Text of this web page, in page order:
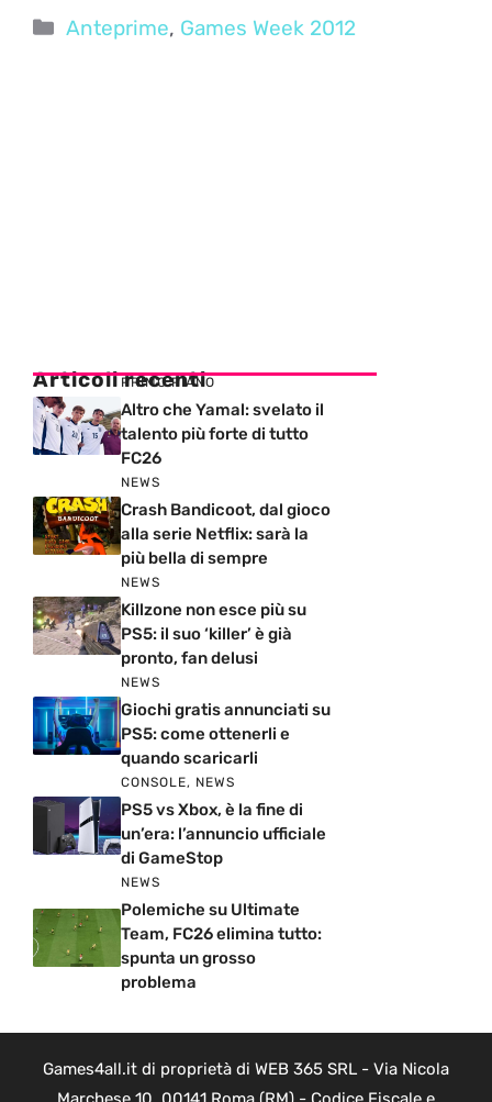
Categorie
Anteprime, Games Week 2012
Articoli recenti
PRIMO PIANO
Altro che Yamal: svelato il
talento più forte di tutto
FC26
NEWS
Crash Bandicoot, dal gioco
alla serie Netflix: sarà la
più bella di sempre
NEWS
Killzone non esce più su
PS5: il suo ‘killer’ è già
pronto, fan delusi
NEWS
Giochi gratis annunciati su
PS5: come ottenerli e
quando scaricarli
CONSOLE, NEWS
PS5 vs Xbox, è la fine di
un’era: l’annuncio ufficiale
di GameStop
NEWS
Polemiche su Ultimate
Team, FC26 elimina tutto:
spunta un grosso
problema
Games4all.it di proprietà di WEB 365 SRL - Via Nicola